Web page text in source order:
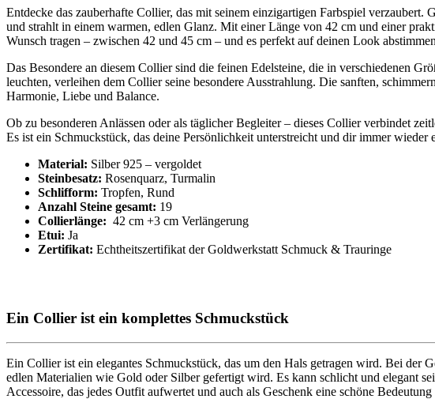
Entdecke das zauberhafte Collier, das mit seinem einzigartigen Farbspiel
und strahlt in einem warmen, edlen Glanz. Mit einer Länge von 42 cm und einer
Wunsch tragen – zwischen 42 und 45 cm – und es perfekt auf deinen Look
Das Besondere an diesem Collier sind die feinen Edelsteine, die in verschiedenen
leuchten, verleihen dem Collier seine besondere Ausstrahlung. Die sanften,
Harmonie, Liebe und Balance.
Ob zu besonderen Anlässen oder als täglicher Begleiter – dieses Collier verbindet
Es ist ein Schmuckstück, das deine Persönlichkeit unterstreicht und dir immer wieder
Material: Silber 925 – vergoldet
Steinbesatz: Rosenquarz, Turmalin
Schlifform: Tropfen, Rund
Anzahl Steine gesamt: 19
Collierlänge: 42 cm +3 cm Verlängerung
Etui: Ja
Zertifikat: Echtheitszertifikat der Goldwerkstatt Schmuck & Trauringe
Ein Collier ist ein komplettes Schmuckstück
Ein Collier ist ein elegantes Schmuckstück, das um den Hals getragen wird. Bei der
edlen Materialien wie Gold oder Silber gefertigt wird. Es kann schlicht und elegant
Accessoire, das jedes Outfit aufwertet und auch als Geschenk eine schöne Bedeutung